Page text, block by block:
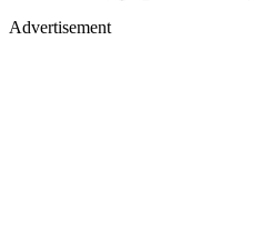
Advertisement